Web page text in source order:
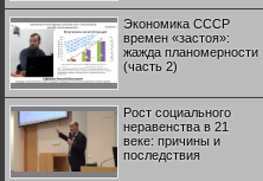
Экономика СССР
времен «застоя»:
жажда планомерности
(часть 2)
Рост социального
неравенства в 21
веке: причины и
последствия